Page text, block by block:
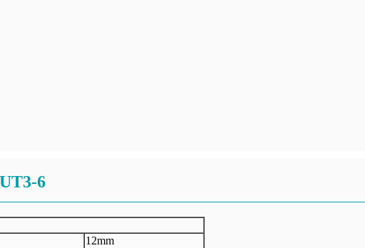
6
12mm